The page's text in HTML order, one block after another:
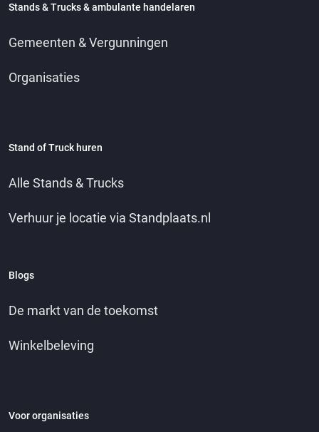
Stands & Trucks & ambulante handelaren
Gemeenten & Vergunningen
Organisaties
Stand of Truck huren
Alle Stands & Trucks
Verhuur je locatie via Standplaats.nl
Blogs
De markt van de toekomst
Winkelbeleving
Voor organisaties